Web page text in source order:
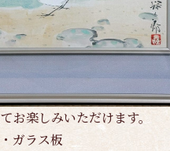
お楽しみいただけます。
ガラス板